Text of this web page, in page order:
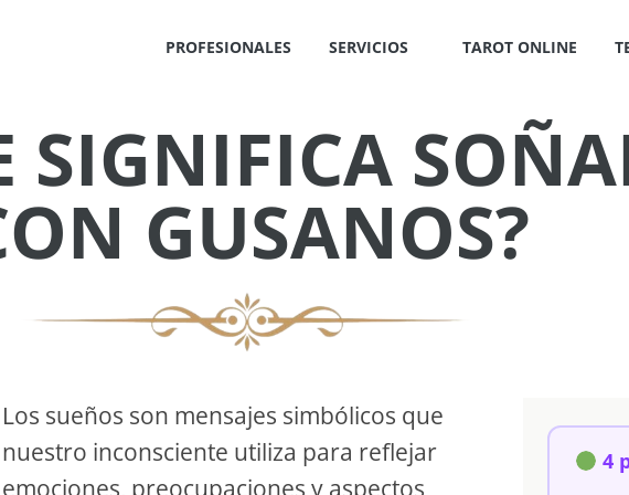
PROFESIONALES SERVICIOS TAROT ONLINE
SIGNIFICA
GUSANOS?
Los sueños son mensajes simbólicos que
nuestro inconsciente utiliza para reflejar
emociones, preocupaciones y aspectos
4
✕